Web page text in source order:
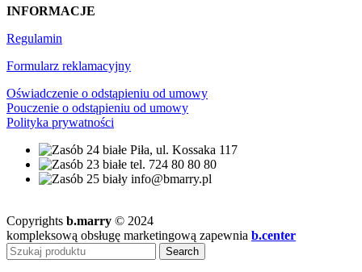
INFORMACJE
Regulamin
Formularz reklamacyjny
Oświadczenie o odstąpieniu od umowy
Pouczenie o odstąpieniu od umowy
Polityka prywatności
Piła, ul. Kossaka 117
tel. 724 80 80 80
info@bmarry.pl
Copyrights b.marry © 2024
kompleksową obsługę marketingową zapewnia b.center
Search